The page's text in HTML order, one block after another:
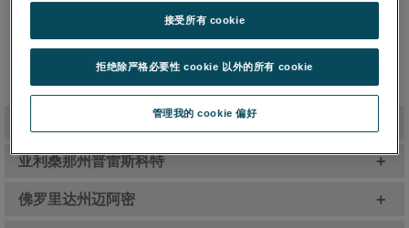
亚利桑那州普雷斯科特 +
佛罗里达州迈阿密 +
管理我的 cookie 偏好
拒绝除严格必要性 cookie 以外的所有 cookie
接受所有 cookie